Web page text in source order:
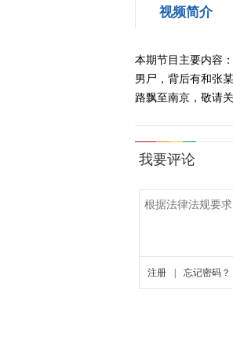
视频简介
本期节目主要内容
男尸，背后有和张
路飘至南京，敬请